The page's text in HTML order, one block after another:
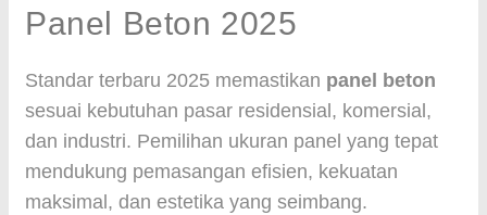
Panel Beton 2025
Standar terbaru 2025 memastikan panel beton
sesuai kebutuhan pasar residensial, komersial,
dan industri. Pemilihan ukuran panel yang tepat
mendukung pemasangan efisien, kekuatan
maksimal, dan estetika yang seimbang.